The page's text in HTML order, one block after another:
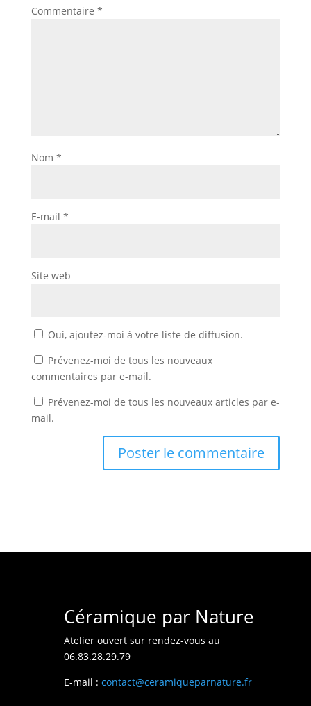
Commentaire *
Nom *
E-mail *
Site web
Oui, ajoutez-moi à votre liste de diffusion.
Prévenez-moi de tous les nouveaux
commentaires par e-mail.
Prévenez-moi de tous les nouveaux articles par e-
mail.
Céramique par Nature
Atelier ouvert sur rendez-vous au
06.83.28.29.79
E-mail : contact@ceramiqueparnature.fr